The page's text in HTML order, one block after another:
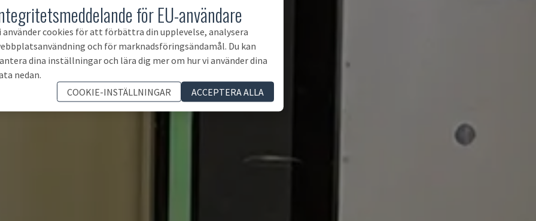
för EU-användare
använder cookies för att förbättra din upplevelse, analysera
och för marknadsföringsändamål. Du kan
dina inställningar och lära dig mer om hur vi använder dina
nedan.
COOKIE-INSTÄLLNINGAR
ACCEPTERA ALLA